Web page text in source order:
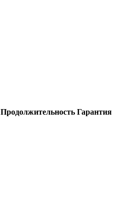
Продолжительность Гарантия